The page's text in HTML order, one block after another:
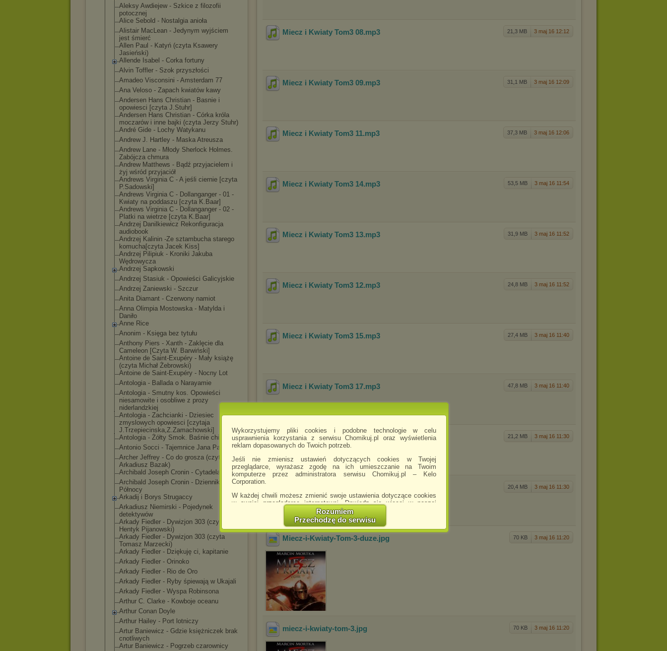
Wykorzystujemy pliki cookies i podobne technologie w celu
usprawnienia korzystania z serwisu Chomikuj.pl oraz wyświetlenia
reklam dopasowanych do Twoich potrzeb.
Jeśli nie zmienisz ustawień dotyczących cookies w Twojej
przeglądarce, wyrażasz zgodę na ich umieszczanie na Twoim
komputerze przez administratora serwisu Chomikuj.pl – Kelo
Corporation.
W każdej chwili możesz zmienić swoje ustawienia dotyczące cookies
w swojej przeglądarce internetowej. Dowiedz się więcej w naszej
http://chomikuj.pl/PolitykaPrywatnosci.aspx
Jednocześnie informujemy że zmiana ustawień przeglądarki może
spowodować ograniczenie korzystania ze strony Chomikuj.pl.
W przypadku braku twojej zgody na akceptację cookies niestety
prosimy o opuszczenie serwisu chomikuj.pl.
Wykorzystanie plików cookies
(dostosowanie reklam do Twoich potrzeb, analiza skuteczności działań
marketingowych).
Wyrażenie sprzeciwu spowoduje, że wyświetlana Ci reklama nie
będzie dopasowana do Twoich preferencji, a będzie to reklama
wyświetlona przypadkowo.
Istnieje możliwość zmiany ustawień przeglądarki internetowej w
sposób uniemożliwiający przechowywanie plików cookies na
dokonując odpowiednich zmian w ustawieniach przeglądarki
Rozumiem
Przechodzę do serwisu
Aleksy Awdiejew - Szkice z filozofii
potocznej
Alice Sebold - Nostalgia anioła
Alistair MacLean - Jedynym wyjściem
jest śmierć
Allen Paul - Katyń (czyta Ksawery
Jasieński)
Allende Isabel - Corka fortuny
Alvin Toffler - Szok przyszłości
Amadeo Visconsini - Amsterdam 77
Ana Veloso - Zapach kwiatów kawy
Andersen Hans Christian - Basnie i
opowiesci [czyta J.Stuhr]
Andersen Hans Christian - Córka króla
moczarów i inne bajki (czyta Jerzy Stuhr)
André Gide - Lochy Watykanu
Andrew J. Hartley - Maska Atreusza
Andrew Lane - Młody Sherlock Holmes.
Zabójcza chmura
Andrew Matthews - Bądź przyjacielem i
żyj wśród przyjaciół
Andrews Virginia C - A jeśli ciernie [czyta
P.Sadowski]
Andrews Virginia C - Dollanganger - 01 -
Kwiaty na poddaszu [czyta K.Baar]
Andrews Virginia C - Dollanganger - 02 -
Platki na wietrze [czyta K.Baar]
Andrzej Danilkiewicz Rekonfiguracja
audiobook
Andrzej Kalinin -Ze sztambucha starego
komucha[czyta Jacek Kiss]
Andrzej Pilipiuk - Kroniki Jakuba
Wędrowycza
Andrzej Sapkowski
Andrzej Stasiuk - Opowieści Galicyjskie
Andrzej Zaniewski - Szczur
Anita Diamant - Czerwony namiot
Anna Olimpia Mostowska - Matylda i
Daniło
Anne Rice
Anonim - Księga bez tytułu
Anthony Piers - Xanth - Zaklęcie dla
Cameleon [Czyta W. Barwiński]
Antoine de Saint-Exupéry - Mały książę
(czyta Michał Żebrowski)
Antoine de Saint-Exupéry - Nocny Lot
Antologia - Ballada o Narayamie
Antologia - Smutny kos. Opowieści
niesamowite i osobliwe z prozy
niderlandzkiej
Antologia - Zachcianki - Dziesiec
zmyslowych opowiesci [czytaja
J.Trzepiecinska,Z.Zamachowski]
Antologia - Żółty Smok. Baśnie chińskie
Antonio Socci - Tajemnice Jana Pawła II
Archer Jeffrey - Co do grosza (czyta
Arkadiusz Bazak)
Archibald Joseph Cronin - Cytadela
Archibald Joseph Cronin - Dziennik
Północy
Arkadij i Borys Strugaccy
Arkadiusz Niemirski - Pojedynek
detektywów
Arkady Fiedler - Dywizjon 303 (czyta
Hentyk Pijanowski)
Arkady Fiedler - Dywizjon 303 (czyta
Tomasz Marzecki)
Arkady Fiedler - Dziękuję ci, kapitanie
Arkady Fiedler - Orinoko
Arkady Fiedler - Rio de Oro
Arkady Fiedler - Ryby śpiewają w Ukajali
Arkady Fiedler - Wyspa Robinsona
Arthur C. Clarke - Kowboje oceanu
Arthur Conan Doyle
Arthur Hailey - Port lotniczy
Artur Baniewicz - Gdzie księżniczek brak
cnotliwych
Artur Baniewicz - Pogrzeb czarownicy
21,3 MB 3 maj 16 12:12
Miecz i Kwiaty Tom3 08.mp3
31,1 MB 3 maj 16 12:09
Miecz i Kwiaty Tom3 09.mp3
37,3 MB 3 maj 16 12:06
Miecz i Kwiaty Tom3 11.mp3
53,5 MB 3 maj 16 11:54
Miecz i Kwiaty Tom3 14.mp3
31,9 MB 3 maj 16 11:52
Miecz i Kwiaty Tom3 13.mp3
24,8 MB 3 maj 16 11:52
Miecz i Kwiaty Tom3 12.mp3
27,4 MB 3 maj 16 11:40
Miecz i Kwiaty Tom3 15.mp3
47,8 MB 3 maj 16 11:40
Miecz i Kwiaty Tom3 17.mp3
21,2 MB 3 maj 16 11:30
Miecz i Kwiaty Tom3 16.mp3
20,4 MB 3 maj 16 11:30
70 KB 3 maj 16 11:20
Miecz-i-Kwiaty-Tom-3-duze.jpg
70 KB 3 maj 16 11:20
miecz-i-kwiaty-tom-3.jpg